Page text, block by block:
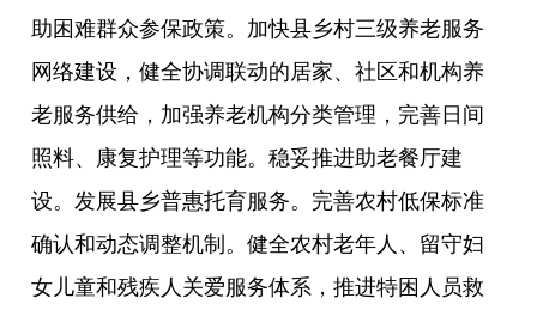
助困难群众参保政策。加快县乡村三级养老服务
网络建设，健全协调联动的居家、社区和机构养
老服务供给，加强养老机构分类管理，完善日间
照料、康复护理等功能。稳妥推进助老餐厅建
设。发展县乡普惠托育服务。完善农村低保标准
确认和动态调整机制。健全农村老年人、留守妇
女儿童和残疾人关爱服务体系，推进特困人员救